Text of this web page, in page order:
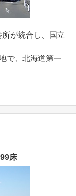
が統合し、国立
で、北海道第一
床